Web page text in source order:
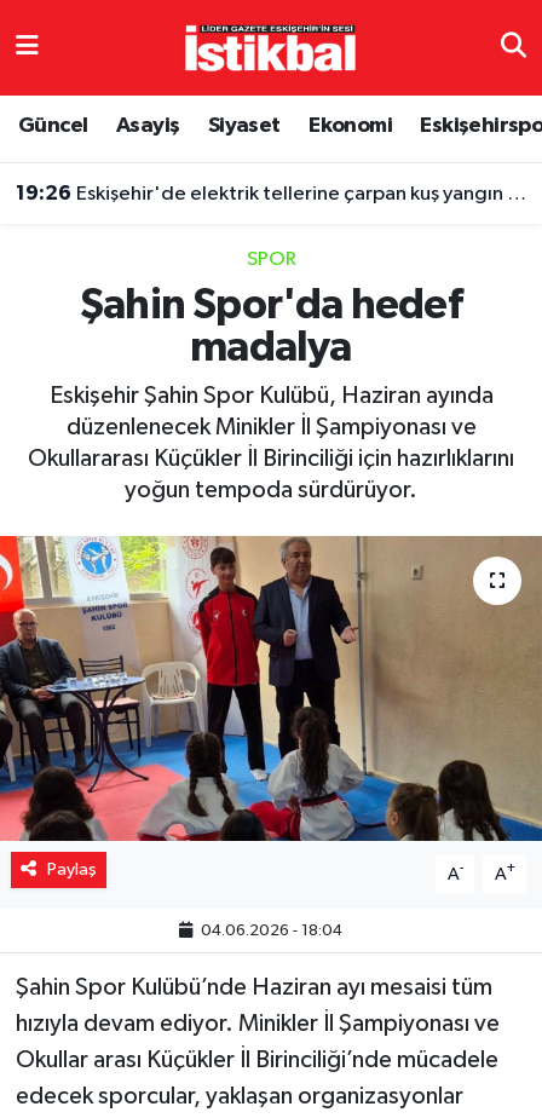
Güncel Asayiş Siyaset Ekonomi
19:26 Eskişehir'de elektrik tellerine çarpan kuş yangın çıkardı
SPOR
Şahin Spor'da hedef
madalya
Eskişehir Şahin Spor Kulübü, Haziran ayında
düzenlenecek Minikler İl Şampiyonası ve
Okullararası Küçükler İl Birinciliği için hazırlıklarını
yoğun tempoda sürdürüyor.
Paylaş A- A+
04.06.2026 - 18:04
Şahin Spor Kulübü’nde Haziran ayı mesaisi tüm
hızıyla devam ediyor. Minikler İl Şampiyonası ve
Okullar arası Küçükler İl Birinciliği’nde mücadele
edecek sporcular, yaklaşan organizasyonlar
Eskişehirspor
Eğitim
Ekonomi
Yaşam
Resmi ilanlar
Eskişehir Nöbetçi Eczaneler
TFF 3.Lig 4.Grup Puan Durumu ve Fikstür
Tüm Manşetler
Son Dakika Haberleri